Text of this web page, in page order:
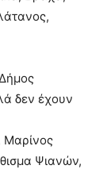
Δήμος
δεν έχουν
Μαρίνος
Ψιανών,